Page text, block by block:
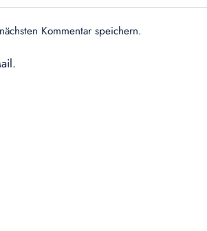
Kommentar speichern.